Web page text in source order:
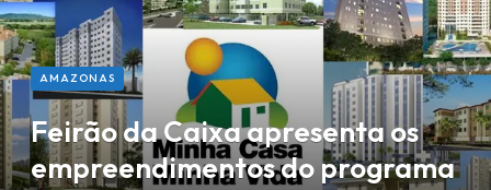
AMAZONAS
Feirão da Caixa apresenta os
empreendimentos do programa